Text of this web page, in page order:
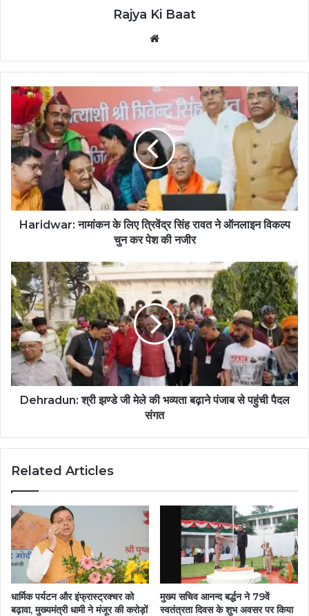
Rajya Ki Baat
Haridwar: नामांकन के लिए त्रिवेंद्र सिंह रावत ने ऑनलाइन विकल्प
चुन कर पेश की नजीर
Dehradun: श्री झण्डे जी मेले की भव्यता बढ़ाने पंजाब से पहुंची पैदल
संगत
Related Articles
धार्मिक पर्यटन और इंफ्रास्ट्रक्चर को
बढ़ावा, मुख्यमंत्री धामी ने मंजूर की करोड़ों
मुख्य सचिव आनन्द बर्द्धन ने 79वें
स्वतंत्रता दिवस के शुभ अवसर पर किया